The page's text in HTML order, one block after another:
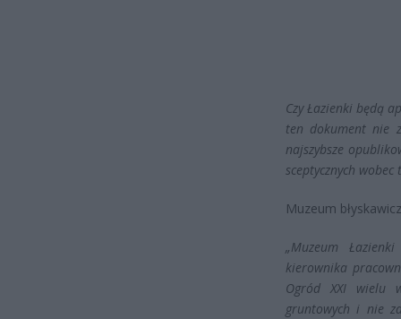
Czy Łazienki będą
ten dokument nie
najszybsze
sceptycznych wobec
Muzeum
„Muzeum
kierownika
Ogród XXI wielu
gruntowych i nie